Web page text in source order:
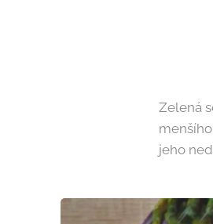
Zelená
jeho